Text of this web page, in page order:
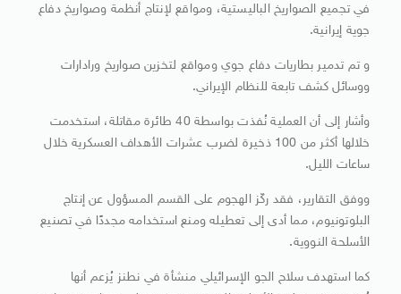
في تجميع الصواريخ الباليستية، ومواقع لإنتاج أنظمة وصواريخ دفاع
جوية إيرانية.
و تم تدمير بطاريات دفاع جوي ومواقع لتخزين صواريخ ورادارات
ووسائل كشف تابعة للنظام الإيراني.
وأشار إلى أن العملية نُفذت بواسطة 40 طائرة مقاتلة، استخدمت
خلالها أكثر من 100 ذخيرة لضرب عشرات الأهداف العسكرية خلال
ساعات الليل.
ووفق التقارير، فقد ركّز الهجوم على القسم المسؤول عن إنتاج
البلوتونيوم، مما أدى إلى تعطيله ومنع استخدامه مجددًا في تصنيع
الأسلحة النووية.
كما استهدف سلاح الجو الإسرائيلي منشأة في نطنز يُزعم أنها